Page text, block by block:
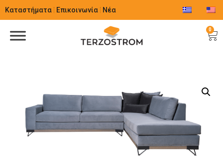
Καταστήματα Επικοινωνία Νέα
0